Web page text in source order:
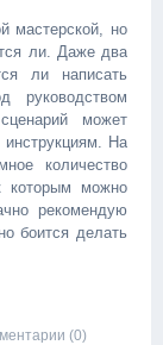
мастерской, но
ли. Даже два
ли написать
может
инструкциям. На
количество
которым можно
рекомендую
боится делать
(0)